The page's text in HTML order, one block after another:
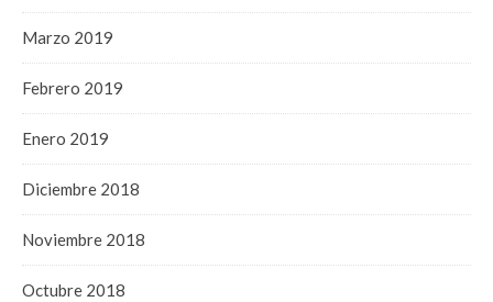
Marzo 2019
Febrero 2019
Enero 2019
Diciembre 2018
Noviembre 2018
Octubre 2018